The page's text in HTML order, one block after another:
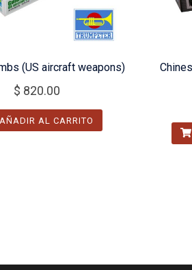
(US aircraft weapons)
$ 820.00
AÑADIR AL CARRITO